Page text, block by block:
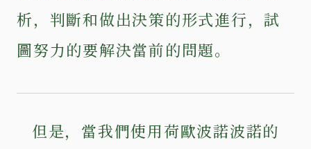
析，判斷和做出決策的形式進行，試
圖努力的要解決當前的問題。
但是，當我們使用荷歐波諾波諾的